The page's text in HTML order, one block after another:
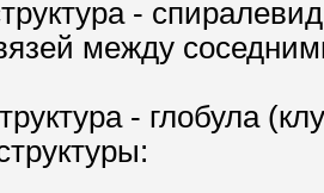
-
между
- глобула